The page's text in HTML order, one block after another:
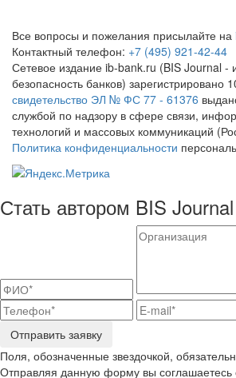
Все вопросы и пожелания присылайте на
Контактный телефон: +7 (495) 921-42-44
Сетевое издание ib-bank.ru (BIS Journal
безопасность банков) зарегистрировано
свидетельство ЭЛ № ФС 77 - 61376
службой по надзору в сфере связи,
технологий и массовых коммуникаций
Политика конфиденциальности
Стать автором BIS Journal
Отправить заявку
Поля, обозначенные звездочкой,
Отправляя данную форму вы соглашаетесь